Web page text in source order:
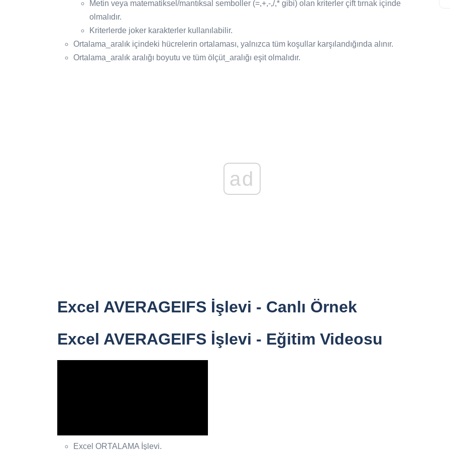
Metin veya matematiksel/mantıksal semboller (=,+,-,/,* gibi) olan kriterler çift tırnak içinde
olmalıdır.
Kriterlerde joker karakterler kullanılabilir.
Ortalama_aralık içindeki hücrelerin ortalaması, yalnızca tüm koşullar karşılandığında alınır.
Ortalama_aralık aralığı boyutu ve tüm ölçüt_aralığı eşit olmalıdır.
ad
Excel AVERAGEIFS İşlevi - Canlı Örnek
Excel AVERAGEIFS İşlevi - Eğitim Videosu
Excel ORTALAMA İşlevi.